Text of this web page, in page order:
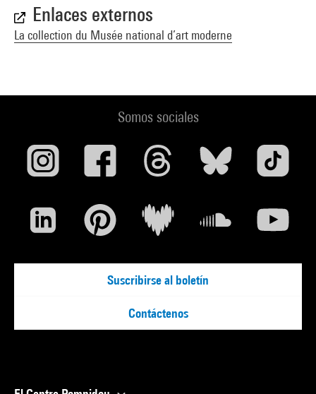
Enlaces externos
La collection du Musée national d’art moderne
Somos sociales
Suscribirse al boletín
Contáctenos